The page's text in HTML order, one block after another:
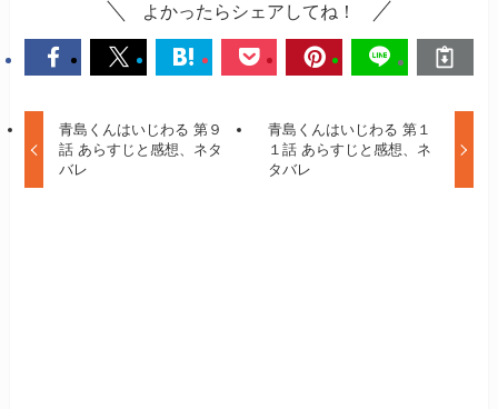
よかったらシェアしてね！
青島くんはいじわる 第９
話 あらすじと感想、ネタ
バレ
青島くんはいじわる 第１
１話 あらすじと感想、ネ
タバレ